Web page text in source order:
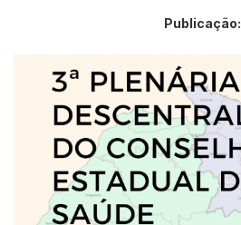
Publicação: